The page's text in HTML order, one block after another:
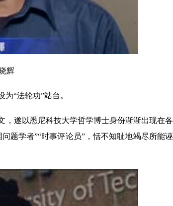
辉
“法轮功”站台。
，遂以悉尼科技大学哲学博士身份渐渐出现在各
题学者”“时事评论员”，恬不知耻地竭尽所能诬